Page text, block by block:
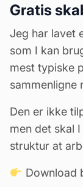
Gratis
Jeg har lavet
som I kan
mest typiske
sammenligne
Den er ikke
men det skal
struktur at
Download